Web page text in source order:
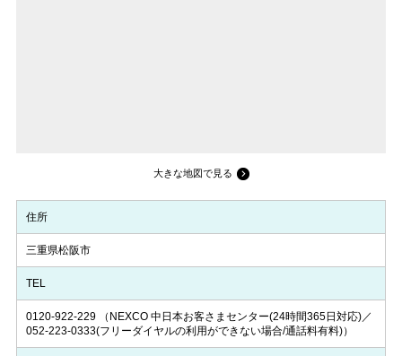
大きな地図で見る
住所
三重県松阪市
TEL
0120-922-229（NEXCO 中日本お客さまセンター(24時間365日対応)／
052-223-0333(フリーダイヤルの利用ができない場合/通話料有料)）